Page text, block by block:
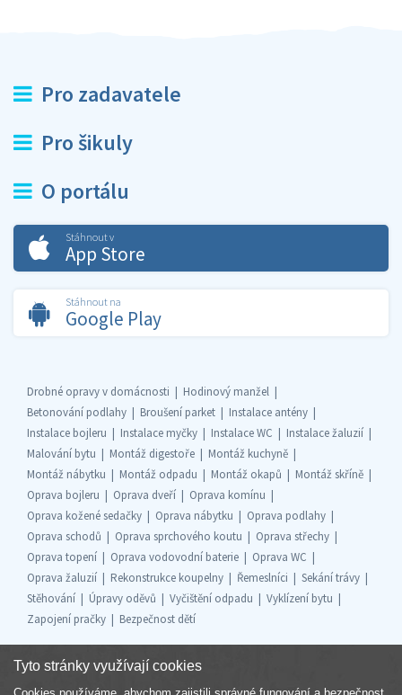
Pro zadavatele
Pro šikuly
O portálu
Stáhnout v
App Store
Stáhnout na
Google Play
Drobné opravy v domácnosti
Hodinový manžel
Betonování podlahy
Broušení parket
Instalace antény
Instalace bojleru
Instalace myčky Instalace WC
Instalace žaluzií
Malování bytu
Montáž digestoře
Montáž kuchyně
Montáž nábytku
Montáž odpadu Montáž okapů
Montáž skříně
Oprava bojleru
Oprava dveří
Oprava komínu
Oprava kožené sedačky
Oprava nábytku
Oprava podlahy
Oprava schodů
Oprava sprchového koutu
Oprava střechy
Oprava topení
Oprava vodovodní baterie
Oprava WC
Oprava žaluzií
Rekonstrukce koupelny Řemeslníci
Sekání trávy
Stěhování
Úpravy oděvů Vyčištění odpadu
Vyklízení bytu
Zapojení pračky
Bezpečnost dětí
Tyto stránky využívají cookies